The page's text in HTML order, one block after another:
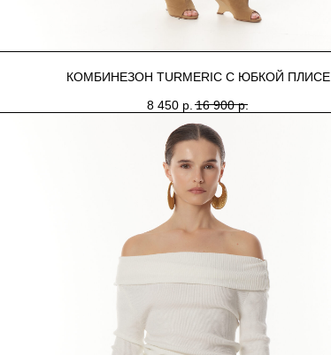
КОМБИНЕЗОН TURMERIC С ЮБКОЙ ПЛИСЕ
8 450 р. 16 900 р.